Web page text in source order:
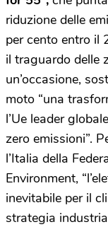
riduzione delle
per cento entro il
il traguardo delle
un’occasione,
moto “una
l’Ue leader
zero emissioni”.
l’Italia della
Environment,
inevitabile per il
strategia